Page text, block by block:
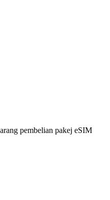
pembelian pakej eSIM